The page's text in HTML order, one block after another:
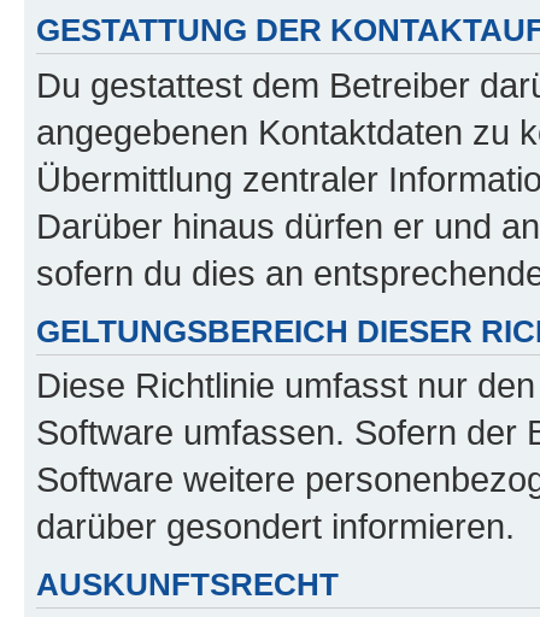
GESTATTUNG DER
Du gestattest dem Betreiber
angegebenen Kontaktdaten zu
Übermittlung zentraler
Darüber hinaus dürfen er und
sofern du dies an
GELTUNGSBEREICH DIESER
Diese Richtlinie umfasst nur
Software umfassen. Sofern der
Software weitere
darüber gesondert informieren.
AUSKUNFTSRECHT